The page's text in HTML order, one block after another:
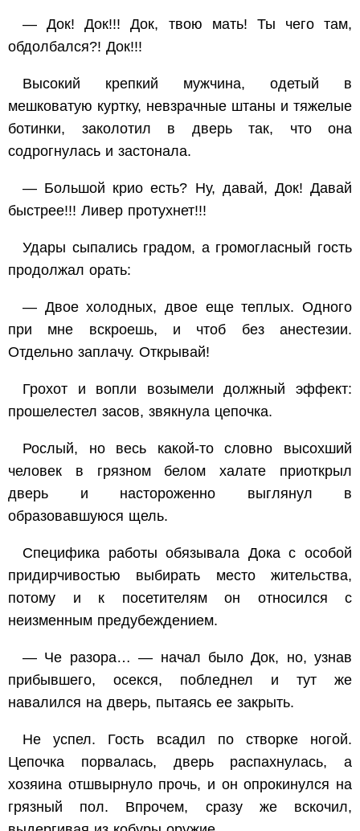
— Док! Док!!! Док, твою мать! Ты чего там,
обдолбался?! Док!!!
Высокий крепкий мужчина, одетый в
мешковатую куртку, невзрачные штаны и тяжелые
ботинки, заколотил в дверь так, что она
содрогнулась и застонала.
— Большой крио есть? Ну, давай, Док! Давай
быстрее!!! Ливер протухнет!!!
Удары сыпались градом, а громогласный гость
продолжал орать:
— Двое холодных, двое еще теплых. Одного
при мне вскроешь, и чтоб без анестезии.
Отдельно заплачу. Открывай!
Грохот и вопли возымели должный эффект:
прошелестел засов, звякнула цепочка.
Рослый, но весь какой-то словно высохший
человек в грязном белом халате приоткрыл
дверь и настороженно выглянул в
образовавшуюся щель.
Специфика работы обязывала Дока с особой
придирчивостью выбирать место жительства,
потому и к посетителям он относился с
неизменным предубеждением.
— Че разора… — начал было Док, но, узнав
прибывшего, осекся, побледнел и тут же
навалился на дверь, пытаясь ее закрыть.
Не успел. Гость всадил по створке ногой.
Цепочка порвалась, дверь распахнулась, а
хозяина отшвырнуло прочь, и он опрокинулся на
грязный пол. Впрочем, сразу же вскочил,